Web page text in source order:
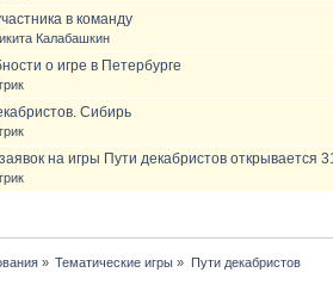
в команду
Калабашкин
о игре в Петербурге
Сибирь
на игры Пути декабристов открывается
» Тематические игры » Пути декабристов